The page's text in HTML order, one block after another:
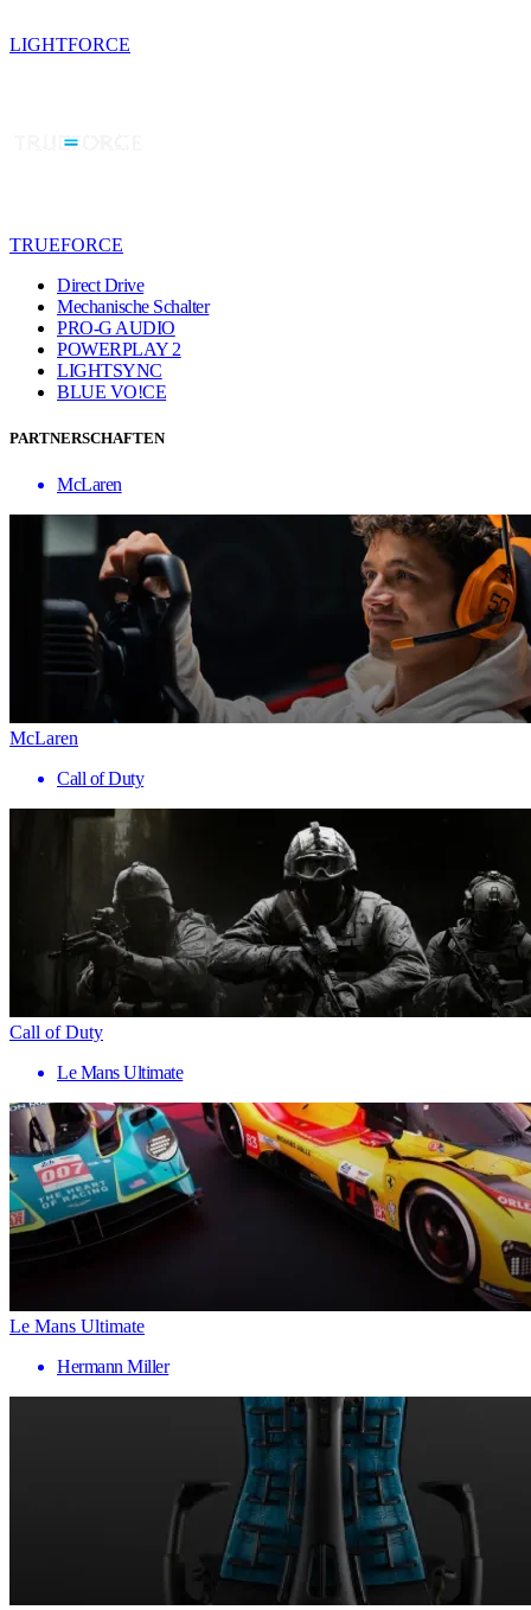
LIGHTFORCE
TRUEFORCE
Direct Drive
Mechanische Schalter
PRO-G AUDIO
POWERPLAY 2
LIGHTSYNC
BLUE VO!CE
PARTNERSCHAFTEN
McLaren
McLaren
Call of Duty
Call of Duty
Le Mans Ultimate
Le Mans Ultimate
Hermann Miller